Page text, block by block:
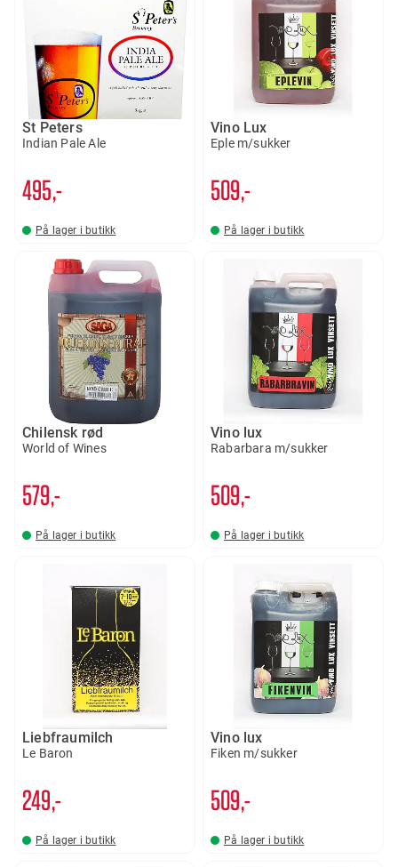
St Peters
Indian Pale Ale
495,-
På lager i butikk
Vino Lux
Eple m/sukker
509,-
På lager i butikk
Chilensk rød
World of Wines
579,-
På lager i butikk
Vino lux
Rabarbara m/sukker
509,-
På lager i butikk
Liebfraumilch
Le Baron
249,-
På lager i butikk
Vino lux
Fiken m/sukker
509,-
På lager i butikk